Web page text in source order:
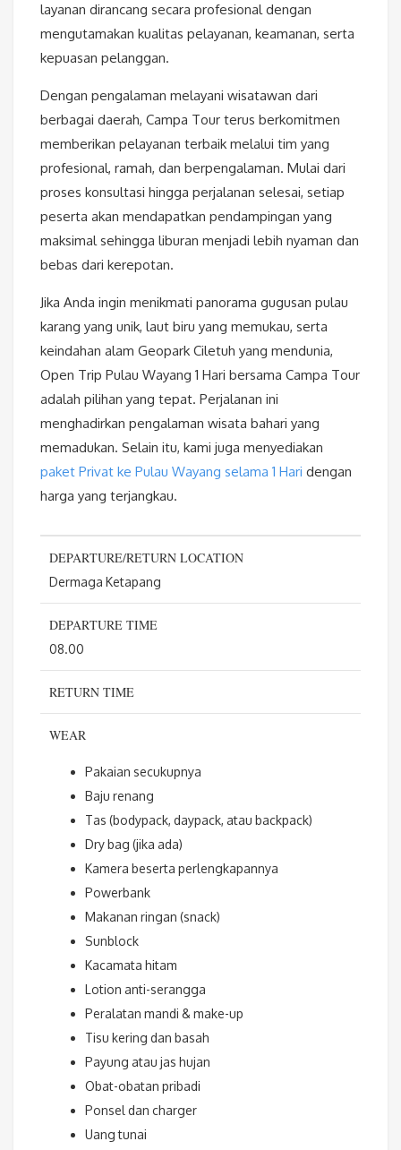
layanan dirancang secara profesional dengan
mengutamakan kualitas pelayanan, keamanan, serta
kepuasan pelanggan.
Dengan pengalaman melayani wisatawan dari
berbagai daerah, Campa Tour terus berkomitmen
memberikan pelayanan terbaik melalui tim yang
profesional, ramah, dan berpengalaman. Mulai dari
proses konsultasi hingga perjalanan selesai, setiap
peserta akan mendapatkan pendampingan yang
maksimal sehingga liburan menjadi lebih nyaman dan
bebas dari kerepotan.
Jika Anda ingin menikmati panorama gugusan pulau
karang yang unik, laut biru yang memukau, serta
keindahan alam Geopark Ciletuh yang mendunia,
Open Trip Pulau Wayang 1 Hari bersama Campa Tour
adalah pilihan yang tepat. Perjalanan ini
menghadirkan pengalaman wisata bahari yang
memadukan. Selain itu, kami juga menyediakan
paket Privat ke Pulau Wayang selama 1 Hari dengan
harga yang terjangkau.
DEPARTURE/RETURN LOCATION
Dermaga Ketapang
DEPARTURE TIME
08.00
RETURN TIME
WEAR
Pakaian secukupnya
Baju renang
Tas (bodypack, daypack, atau backpack)
Dry bag (jika ada)
Kamera beserta perlengkapannya
Powerbank
Makanan ringan (snack)
Sunblock
Kacamata hitam
Lotion anti-serangga
Peralatan mandi & make-up
Tisu kering dan basah
Payung atau jas hujan
Obat-obatan pribadi
Ponsel dan charger
Uang tunai